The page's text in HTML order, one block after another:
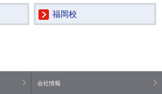
福岡校
会社情報